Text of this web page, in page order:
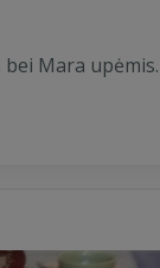
Mara upėmis.